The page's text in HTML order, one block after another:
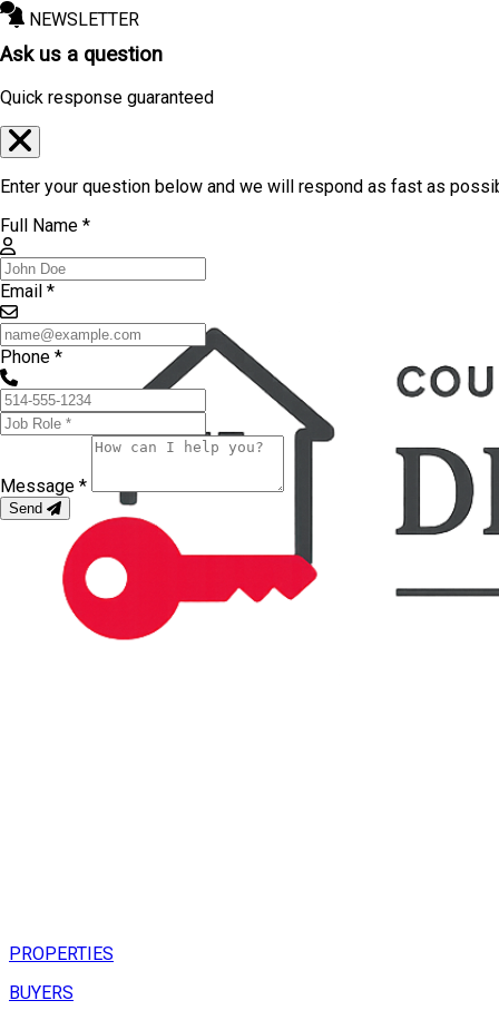
NEWSLETTER
PROPERTIES
BUYERS
Ask us a question
Quick response guaranteed
Enter your question below and we will respond as fast as
Full Name *
Email *
Phone *
Message *
Send